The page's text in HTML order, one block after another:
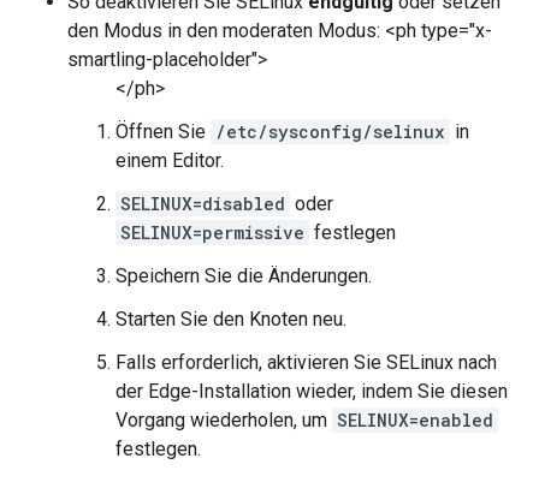
den Modus in den moderaten Modus: <ph type="x-
smartling-placeholder">
</ph>
Öffnen Sie /etc/sysconfig/selinux in
einem Editor.
SELINUX=disabled oder
SELINUX=permissive festlegen
Speichern Sie die Änderungen.
Starten Sie den Knoten neu.
Falls erforderlich, aktivieren Sie SELinux nach
der Edge-Installation wieder, indem Sie diesen
Vorgang wiederholen, um SELINUX=enabled
festlegen.